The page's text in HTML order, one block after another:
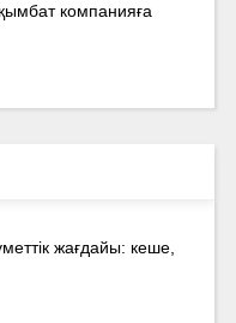
компанияға
жағдайы: кеше,